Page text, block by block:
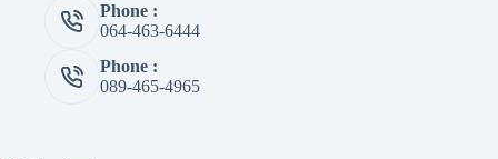
Phone :
064-463-6444
Phone :
089-465-4965